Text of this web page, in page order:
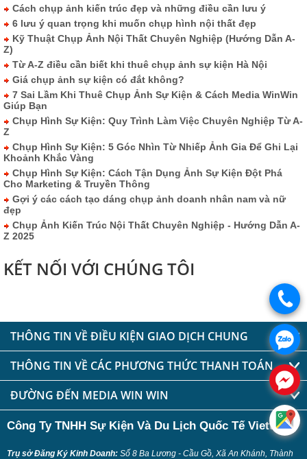
Cách chụp ảnh kiến trúc đẹp và những điều cần lưu ý
6 lưu ý quan trọng khi muốn chụp hình nội thất đẹp
Kỹ Thuật Chụp Ảnh Nội Thất Chuyên Nghiệp (Hướng Dẫn A-
Z)
Từ A-Z điều cần biết khi thuê chụp ảnh sự kiện Hà Nội
Giá chụp ảnh sự kiện có đắt không?
7 Sai Lầm Khi Thuê Chụp Ảnh Sự Kiện & Cách Media WinWin
Giúp Bạn
Chụp Hình Sự Kiện: Quy Trình Làm Việc Chuyên Nghiệp Từ A-
Z
Chụp Hình Sự Kiện: 5 Góc Nhìn Từ Nhiếp Ảnh Gia Để Ghi Lại
Khoảnh Khắc Vàng
Chụp Hình Sự Kiện: Cách Tận Dụng Ảnh Sự Kiện Đột Phá
Cho Marketing & Truyền Thông
Gợi ý các cách tạo dáng chụp ảnh doanh nhân nam và nữ
đẹp
Chụp Ảnh Kiến Trúc Nội Thất Chuyên Nghiệp - Hướng Dẫn A-
Z 2025
KẾT NỐI VỚI CHÚNG TÔI
THÔNG TIN VỀ ĐIỀU KIỆN GIAO DỊCH CHUNG
THÔNG TIN VỀ CÁC PHƯƠNG THỨC THANH TOÁN
ĐƯỜNG ĐẾN MEDIA WIN WIN
Công Ty TNHH Sự Kiện Và Du Lịch Quốc Tế Viettadi
Trụ sở Đăng Ký Kinh Doanh: Số 8 Ba Lương - Cầu Gồ, Xã An Khánh, Thành